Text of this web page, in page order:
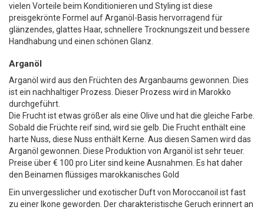
vielen Vorteile beim Konditionieren und Styling ist diese
preisgekrönte Formel auf Arganöl-Basis hervorragend für
glänzendes, glattes Haar, schnellere Trocknungszeit und bessere
Handhabung und einen schönen Glanz.
Arganöl
Arganöl wird aus den Früchten des Arganbaums gewonnen. Dies
ist ein nachhaltiger Prozess. Dieser Prozess wird in Marokko
durchgeführt.
Die Frucht ist etwas größer als eine Olive und hat die gleiche Farbe.
Sobald die Früchte reif sind, wird sie gelb. Die Frucht enthält eine
harte Nuss, diese Nuss enthält Kerne. Aus diesen Samen wird das
Arganöl gewonnen. Diese Produktion von Arganöl ist sehr teuer.
Preise über € 100 pro Liter sind keine Ausnahmen. Es hat daher
den Beinamen flüssiges marokkanisches Gold
Ein unvergesslicher und exotischer Duft von Moroccanoil ist fast
zu einer Ikone geworden. Der charakteristische Geruch erinnert an